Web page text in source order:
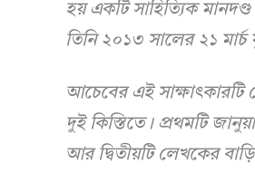
হয় একটি সাহিত্যিক
তিনি ২০১৩ সালের ২১ মার্চ
আচেবের এই সাক্ষাৎকারটি
দুই কিস্তিতে। প্রথমটি
আর দ্বিতীয়টি লেখকের